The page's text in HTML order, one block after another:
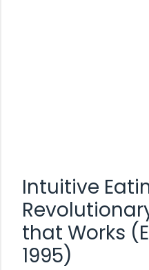
Intuitive
that Works
1995)